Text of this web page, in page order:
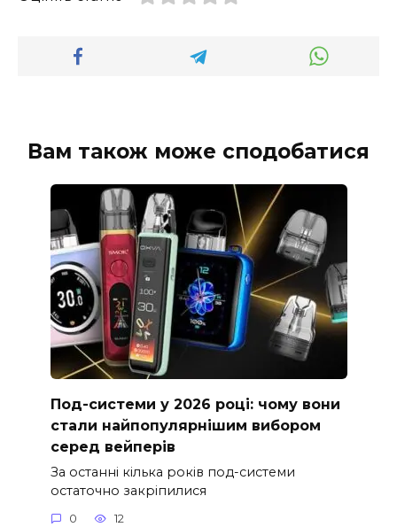
Вам також може сподобатися
Под-системи у 2026 році: чому вони
стали найпопулярнішим вибором
серед вейперів
За останні кілька років под-системи
остаточно закріпилися
0 12